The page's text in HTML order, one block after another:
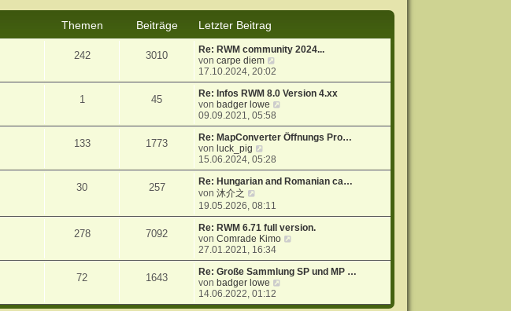
g i
g
e
r
i
t
g
Themen Beiträge
Letzter Beitrag
242 3010
Re: RWM community 2024...
voncarpe diem
u
e
s
e
r
i
t
g
17.10.2024, 20:02
1 45
Re: Infos RWM 8.0 Version 4.xx
von badger lowe
u
e
e
r
i
t
r
g
09.09.2021, 05:58
133 1773
Re: MapConverter Öffnungs Pro…
von luck_pig
e
u
e
t
e
r
B
e
i
t
r
a
g
15.06.2024, 05:28
30 257
Re: Hungarian and Romanian ca…
von沐介之
e
u
e
s
t
e
r
B
e
i
19.05.2026, 08:11
278 7092
Re: RWM 6.71 full version.
vonComrade Kimo
u
e
e
27.01.2021, 16:34
72 1643
Re: Große Sammlung SP und MP …
von badger lowe
u
14.06.2022, 01:12